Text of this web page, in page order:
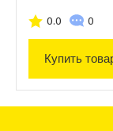
0.0 0
Купить